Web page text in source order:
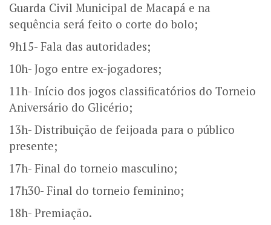
Guarda Civil Municipal de Macapá e na
sequência será feito o corte do bolo;
9h15- Fala das autoridades;
10h- Jogo entre ex-jogadores;
11h- Início dos jogos classificatórios do Torneio
Aniversário do Glicério;
13h- Distribuição de feijoada para o público
presente;
17h- Final do torneio masculino;
17h30- Final do torneio feminino;
18h- Premiação.